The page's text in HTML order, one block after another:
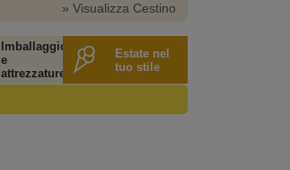
» Visualizza Cestino
Imballaggio
e
attrezzature
Estate nel
tuo stile